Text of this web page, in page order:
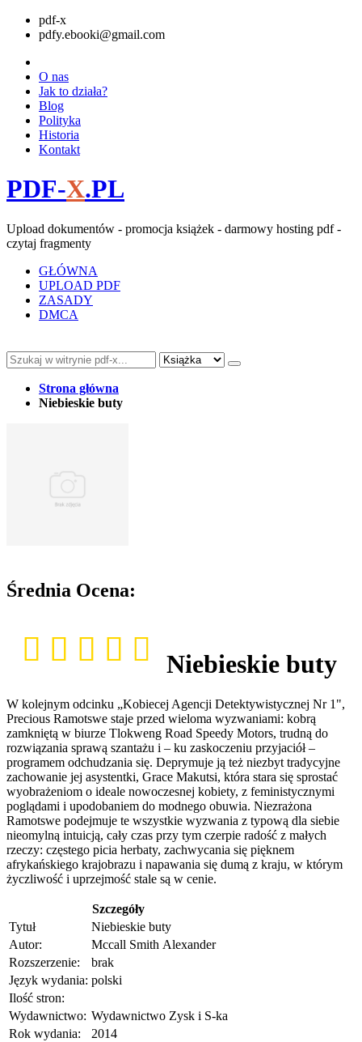
pdf-x
pdfy.ebooki@gmail.com
O nas
Jak to działa?
Blog
Polityka
Historia
Kontakt
PDF-X.PL
Upload dokumentów - promocja książek - darmowy hosting pdf -
czytaj fragmenty
GŁÓWNA
UPLOAD PDF
ZASADY
DMCA
Strona główna
Niebieskie buty
Średnia Ocena:
Niebieskie buty
W kolejnym odcinku „Kobiecej Agencji Detektywistycznej Nr 1",
Precious Ramotswe staje przed wieloma wyzwaniami: kobrą
zamkniętą w biurze Tlokweng Road Speedy Motors, trudną do
rozwiązania sprawą szantażu i – ku zaskoczeniu przyjaciół –
programem odchudzania się. Deprymuje ją też niezbyt tradycyjne
zachowanie jej asystentki, Grace Makutsi, która stara się sprostać
wyobrażeniom o ideale nowoczesnej kobiety, z feministycznymi
poglądami i upodobaniem do modnego obuwia. Niezrażona
Ramotswe podejmuje te wszystkie wyzwania z typową dla siebie
nieomylną intuicją, cały czas przy tym czerpie radość z małych
rzeczy: częstego picia herbaty, zachwycania się pięknem
afrykańskiego krajobrazu i napawania się dumą z kraju, w którym
życzliwość i uprzejmość stale są w cenie.
Szczegóły
Tytuł
Niebieskie buty
Autor:
Mccall Smith Alexander
Rozszerzenie:
brak
Język wydania: polski
Ilość stron:
Wydawnictwo: Wydawnictwo Zysk i S-ka
Rok wydania:
2014